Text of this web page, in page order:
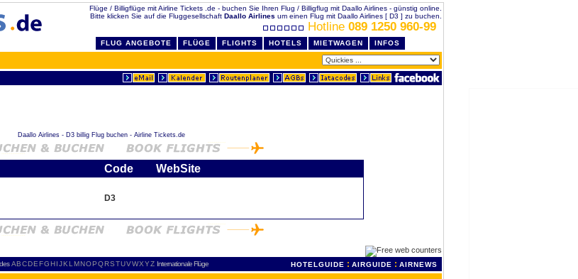
Flüge / Billigflüge mit Airline Tickets .de - buchen Sie Ihren Flug / Billigflug mit Daallo Airlines - günstig online.
Bitte klicken Sie auf die Fluggesellschaft Daallo Airlines um einen Flug mit Daallo Airlines [ D3 ] zu buchen.
Hotline 089 1250 960-99
FLUG ANGEBOTE FLÜGE FLIGHTS HOTELS MIETWAGEN INFOS
Daallo Airlines - D3 billig Flug buchen - Airline Tickets.de
Code WebSite
D3
ABCDEFGH IJKL MNOPQRSTUVWXYZ Internationale Flüge HOTELGUIDE : AIRGUIDE : AIRNEWS